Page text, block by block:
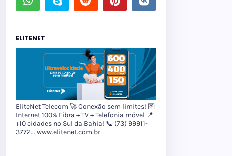
ELITENET
EliteNet Telecom 🚀 Conexão sem limites! 🛜
Internet 100% Fibra + TV + Telefonia móvel 📍
+10 cidades no Sul da Bahia! 📞 (73) 99911-
3772... www.elitenet.com.br